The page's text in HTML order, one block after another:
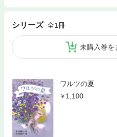
シリーズ 全1冊
未購入巻を
ワルツの夏
1,100